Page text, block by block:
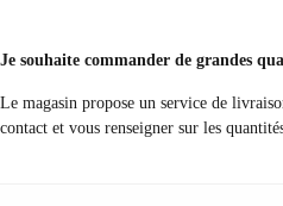
Je souhaite commander de grandes
Le magasin propose un service de
contact et vous renseigner sur les